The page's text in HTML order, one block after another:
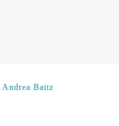
Andrea Baitz